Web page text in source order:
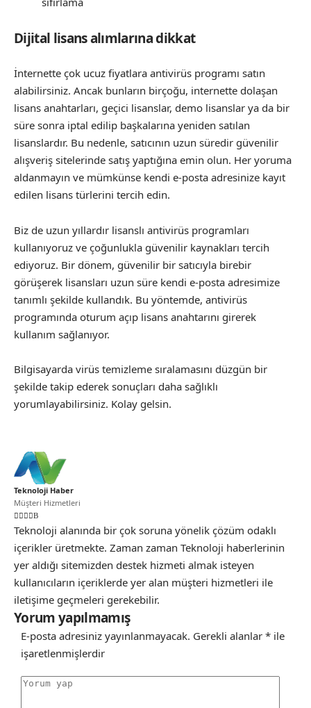
Dijital lisans alımlarına dikkat
İnternette çok ucuz fiyatlara antivirüs programı satın
alabilirsiniz. Ancak bunların birçoğu, internette dolaşan
lisans anahtarları, geçici lisanslar, demo lisanslar ya da bir
süre sonra iptal edilip başkalarına yeniden satılan
lisanslardır. Bu nedenle, satıcının uzun süredir güvenilir
alışveriş sitelerinde satış yaptığına emin olun. Her yoruma
aldanmayın ve mümkünse kendi e-posta adresinize kayıt
edilen lisans türlerini tercih edin.
Biz de uzun yıllardır lisanslı antivirüs programları
kullanıyoruz ve çoğunlukla güvenilir kaynakları tercih
ediyoruz. Bir dönem, güvenilir bir satıcıyla birebir
görüşerek lisansları uzun süre kendi e-posta adresimize
tanımlı şekilde kullandık. Bu yöntemde, antivirüs
programında oturum açıp lisans anahtarını girerek
kullanım sağlanıyor.
Bilgisayarda virüs temizleme sıralamasını düzgün bir
şekilde takip ederek sonuçları daha sağlıklı
yorumlayabilirsiniz. Kolay gelsin.
Teknoloji Haber
Müşteri Hizmetleri
Teknoloji alanında bir çok soruna yönelik çözüm odaklı
içerikler üretmekte. Zaman zaman Teknoloji haberlerinin
yer aldığı sitemizden destek hizmeti almak isteyen
kullanıcıların içeriklerde yer alan müşteri hizmetleri ile
iletişime geçmeleri gerekebilir.
Yorum yapılmamış
E-posta adresiniz yayınlanmayacak. Gerekli alanlar * ile
işaretlenmişlerdir